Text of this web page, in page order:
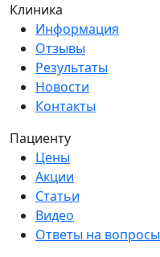
Клиника
Информация
Отзывы
Результаты
Новости
Контакты
Пациенту
Цены
Акции
Статьи
Видео
Ответы на вопросы